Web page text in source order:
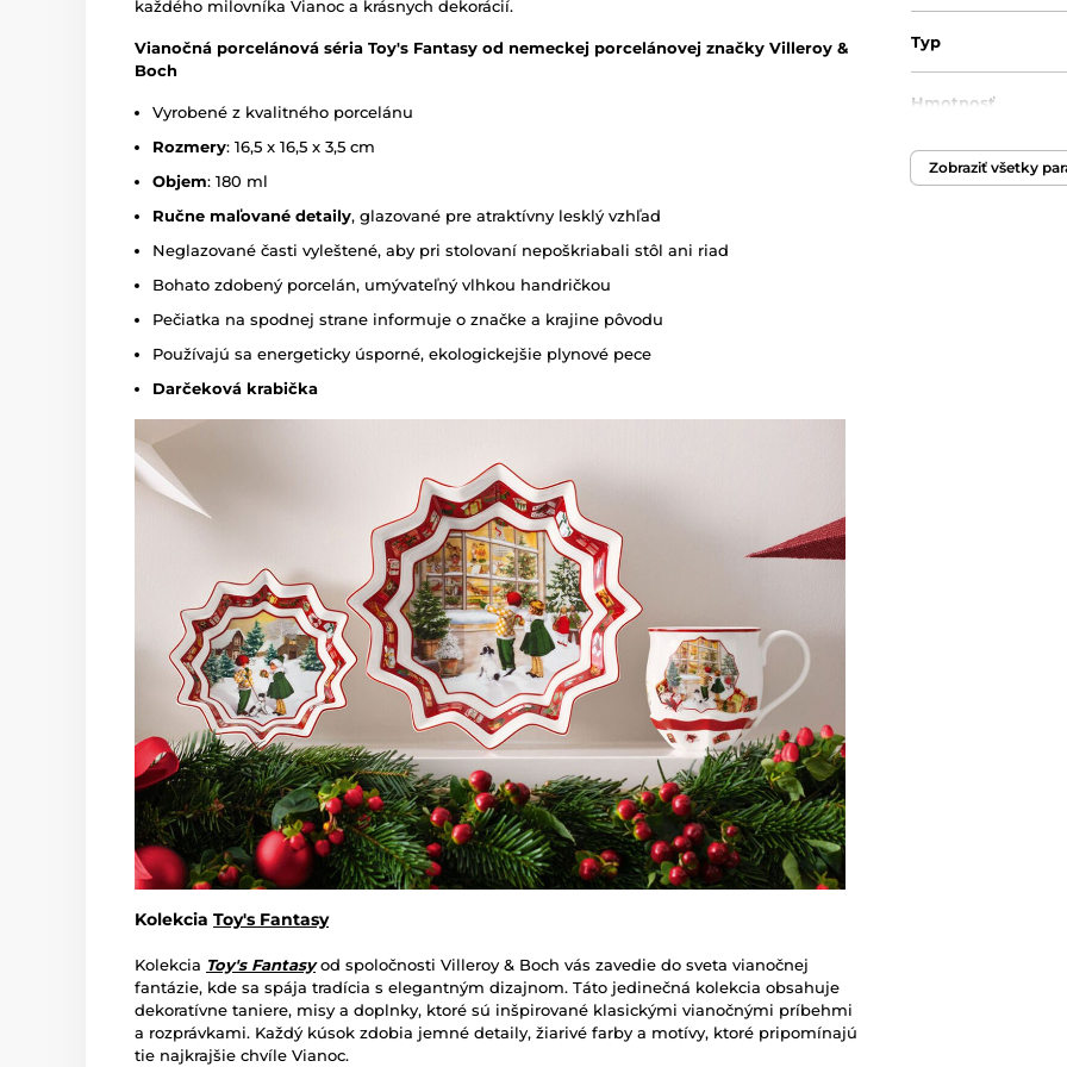
každého milovníka Vianoc a krásnych dekorácií.
Vianočná porcelánová séria Toy's Fantasy od nemeckej porcelánovej značky Villeroy &
Boch
Vyrobené z kvalitného porcelánu
Rozmery: 16,5 x 16,5 x 3,5 cm
Objem: 180 ml
Ručne maľované detaily, glazované pre atraktívny lesklý vzhľad
Neglazované časti vyleštené, aby pri stolovaní nepoškriabali stôl ani riad
Bohato zdobený porcelán, umývateľný vlhkou handričkou
Pečiatka na spodnej strane informuje o značke a krajine pôvodu
Používajú sa energeticky úsporné, ekologickejšie plynové pece
Darčeková krabička
Kolekcia Toy's Fantasy
Kolekcia Toy's Fantasyod spoločnosti Villeroy & Boch vás zavedie do sveta vianočnej
fantázie, kde sa spája tradícia s elegantným dizajnom. Táto jedinečná kolekcia obsahuje
dekoratívne taniere, misy a doplnky, ktoré sú inšpirované klasickými vianočnými príbehmi
a rozprávkami. Každý kúsok zdobia jemné detaily, žiarivé farby a motívy, ktoré pripomínajú
tie najkrajšie chvíle Vianoc.
Typ
Hmotnosť
Vhodný do
Zobraziť všetky